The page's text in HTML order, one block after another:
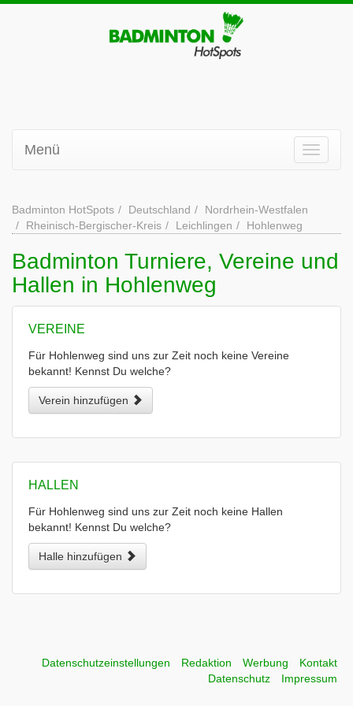
Menü
Badminton HotSpots Deutschland
Nordrhein-Westfalen
Rheinisch-Bergischer-Kreis
Leichlingen Hohlenweg
Badminton Turniere, Vereine und
Hallen in Hohlenweg
VEREINE
Für Hohlenweg sind uns zur Zeit noch keine Vereine
bekannt! Kennst Du welche?
Verein hinzufügen
HALLEN
Für Hohlenweg sind uns zur Zeit noch keine Hallen
bekannt! Kennst Du welche?
Halle hinzufügen
Datenschutzeinstellungen Redaktion Werbung
Kontakt
Datenschutz
Impressum